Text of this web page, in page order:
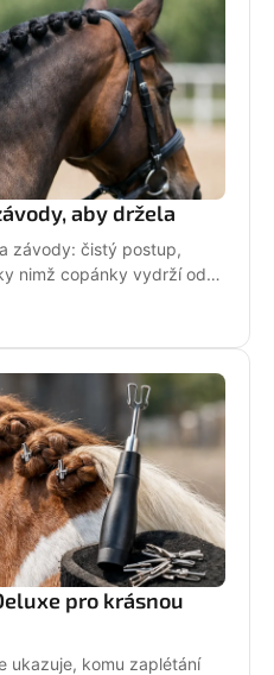
aby držela
závody: čistý postup,
nimž copánky vydrží od
pro krásnou
ukazuje, komu zaplétání